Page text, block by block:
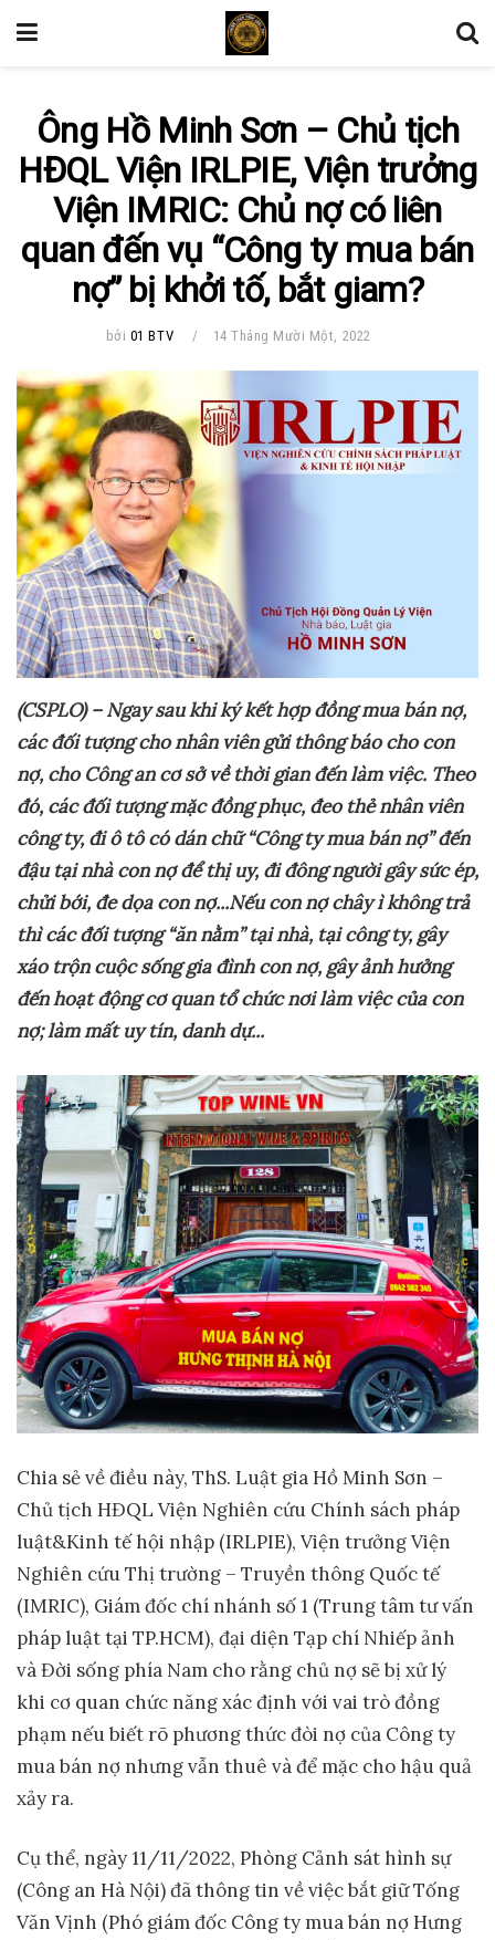
Ông Hồ Minh Sơn – Chủ tịch
HĐQL Viện IRLPIE, Viện trưởng
Viện IMRIC: Chủ nợ có liên
quan đến vụ “Công ty mua bán
nợ” bị khởi tố, bắt giam?
bởi 01 BTV 14 Tháng Mười Một, 2022
(CSPLO) – Ngaysau khi ký kết hợp đồng mua bán nợ,
các đối tượng cho nhân viên gửi thông báo cho con
nợ, cho Công an cơ sở về thời gian đến làm việc. Theo
đó, các đối tượng mặc đồng phục, đeo thẻ nhân viên
công ty, đi ô tô có dán chữ “Công ty mua bán nợ” đến
đậu tại nhà con nợ để thị uy, đi đông người gây sức ép,
chửi bới, đe dọa con nợ...Nếu con nợ chây ì không trả
thì các đối tượng “ăn nằm” tại nhà, tại công ty, gây
xáo trộn cuộc sống gia đình con nợ, gây ảnh hưởng
đến hoạt động cơ quan tổ chức nơi làm việc của con
nợ; làm mất uy tín, danh dự...
Chia sẻ về điều này, ThS. Luật gia Hồ Minh Sơn –
Chủ tịch HĐQL Viện Nghiên cứu Chính sách pháp
luật&Kinh tế hội nhập (IRLPIE), Viện trưởng Viện
Nghiên cứu Thị trường – Truyền thông Quốc tế
(IMRIC), Giám đốc chí nhánh số 1 (Trung tâm tư vấn
pháp luật tại TP.HCM), đại diện Tạp chí Nhiếp ảnh
và Đời sống phía Nam cho rằng chủ nợ sẽ bị xử lý
khi cơ quan chức năng xác định với vai trò đồng
phạm nếu biết rõ phương thức đòi nợ của Công ty
mua bán nợ nhưng vẫn thuê và để mặc cho hậu quả
xảy ra.
Cụ thể, ngày 11/11/2022, Phòng Cảnh sát hình sự
(Công an Hà Nội) đã thông tin về việc bắt giữ Tống
Văn Vịnh (Phó giám đốc Công ty mua bán nợ Hưng